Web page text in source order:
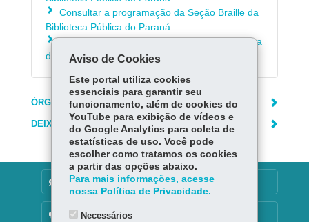
Consultar a programação da Seção Braille da
Biblioteca Pública do Paraná
Fazer Cadastro de Leitor na Biblioteca Pública
do Paraná
ÓRGÃO RESPONSÁVEL
DEIXE SUA OPINIÃO
DENUNCIE CORRUPÇÃO
OUVIDORIA
Aviso de Cookies
Este portal utiliza cookies
essenciais para garantir seu
funcionamento, além de cookies do
YouTube para exibição de vídeos e
do Google Analytics para coleta de
estatísticas de uso. Você pode
escolher como tratamos os cookies
a partir das opções abaixo.
Para mais informações, acesse
nossa Política de Privacidade.
Necessários